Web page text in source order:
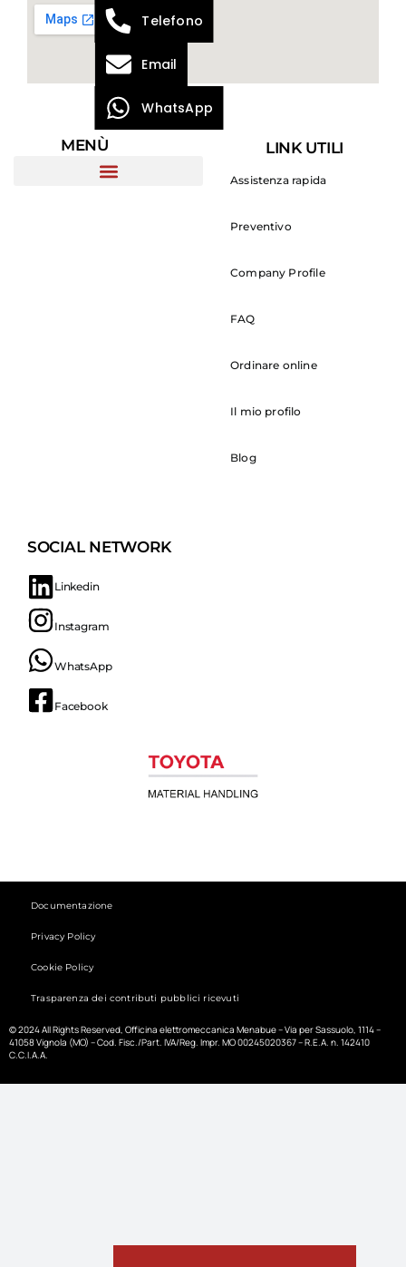
MENÙ LINK UTILI
Assistenza rapida
Preventivo
Company Profile
FAQ
Ordinare online
Il mio profilo
Blog
SOCIAL NETWORK
Linkedin
Instagram
WhatsApp
Facebook
Documentazione
Privacy Policy
Cookie Policy
Trasparenza dei contributi pubblici ricevuti
© 2024 All Rights Reserved, Officina elettromeccanica Menabue – Via per Sassuolo, 1114 –
41058 Vignola (MO) – Cod. Fisc./Part. IVA/Reg. Impr. MO 00245020367 – R.E.A. n. 142410
C.C.I.A.A.
Telefono
Email
WhatsApp